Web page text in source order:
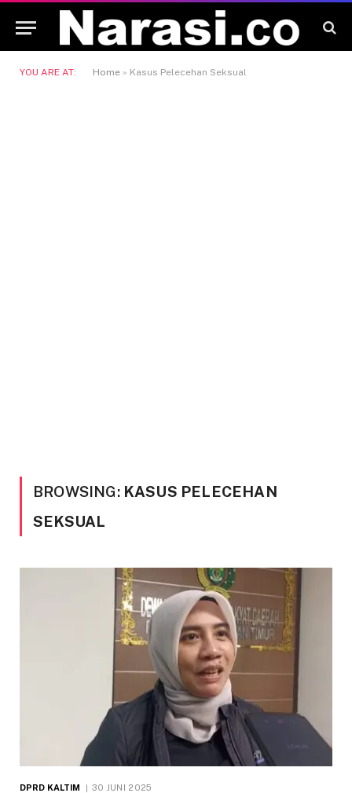
YOU ARE AT: Home » Kasus Pelecehan Seksual
BROWSING: KASUS PELECEHAN
SEKSUAL
DPRD KALTIM 30 JUNI 2025